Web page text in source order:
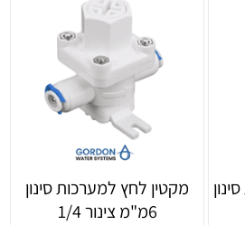
מקטין לחץ למערכות סינון
6מ"מ צינור 1/4